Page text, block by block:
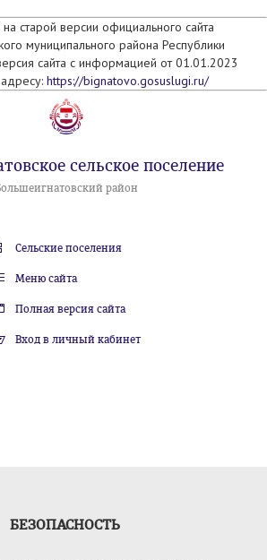
старой версии официального сайта
муниципального района Республики
сайта с информацией от 01.01.2023
https://bignatovo.gosuslugi.ru/
сельское поселение
район
Сельские поселения
Меню сайта
Полная версия сайта
Вход в личный кабинет
БЕЗОПАСНОСТЬ